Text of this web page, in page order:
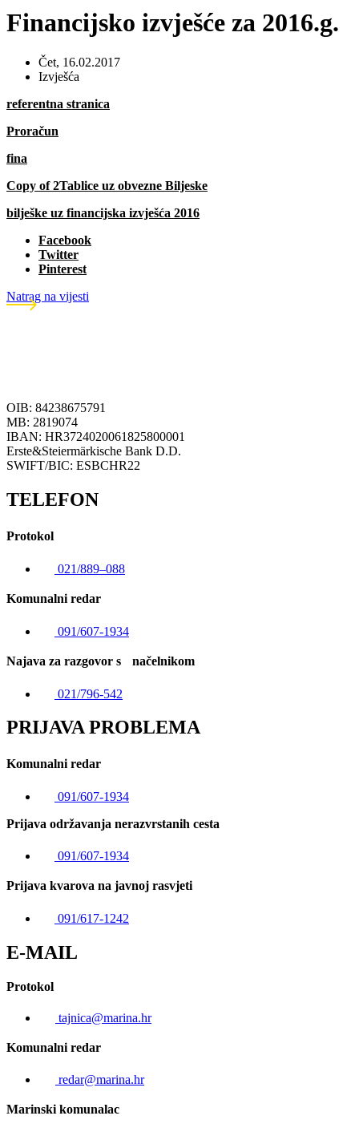
Financijsko izvješće za 2016.g.
Čet, 16.02.2017
Izvješća
referentna stranica
Proračun
fina
Copy of 2Tablice uz obvezne Biljeske
bilješke uz financijska izvješća 2016
Facebook
Twitter
Pinterest
Natrag na vijesti
OIB: 84238675791
MB: 2819074
IBAN: HR3724020061825800001
Erste&Steiermärkische Bank D.D.
SWIFT/BIC: ESBCHR22
TELEFON
Protokol
021/889–088
Komunalni redar
091/607-1934
Najava za razgovor s načelnikom
021/796-542
PRIJAVA PROBLEMA
Komunalni redar
091/607-1934
Prijava održavanja nerazvrstanih cesta
091/607-1934
Prijava kvarova na javnoj rasvjeti
091/617-1242
E-MAIL
Protokol
tajnica@marina.hr
Komunalni redar
redar@marina.hr
Marinski komunalac